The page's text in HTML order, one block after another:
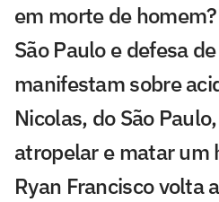
em morte de homem?
São Paulo e defesa
manifestam sobre
Nicolas, do São
atropelar e matar um
Ryan Francisco volta